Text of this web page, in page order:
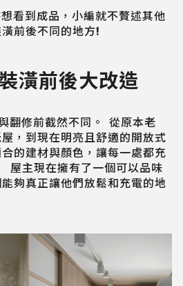
看到成品，小編就不贅述其他
前後不同的地方!
裝潢前後大改造
修前截然不同。 從原本老
，到現在明亮且舒適的開放式
的建材與顏色，讓每一處都充
屋主現在擁有了一個可以品味
夠真正讓他們放鬆和充電的地